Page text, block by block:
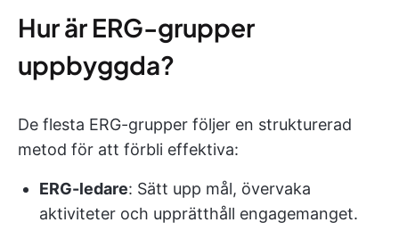
Hur är ERG-grupper
uppbyggda?
De flesta ERG-grupper följer en strukturerad
metod för att förbli effektiva:
ERG-ledare: Sätt upp mål, övervaka
aktiviteter och upprätthåll engagemanget.